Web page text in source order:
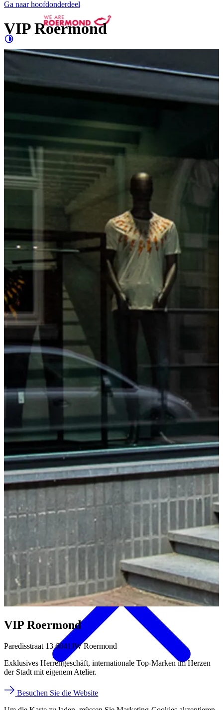
Ga naar hoofdonderdeel
Contrastverhogen
Essen und Trinken
Aktivitäten & Kultur
VIP Roermond
VIP Roermond
Paredisstraat 13 6041JW Roermond
Exklusives Herrengeschäft, internationale Top-Marken im Herzen
der Stadt mit eigenem Atelier.
Besuchen Sie die Website